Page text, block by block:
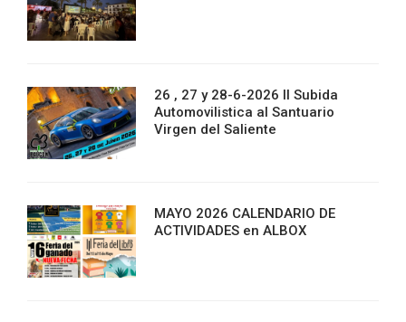
26 , 27 y 28-6-2026 II Subida
Automovilistica al Santuario
Virgen del Saliente
MAYO 2026 CALENDARIO DE
ACTIVIDADES en ALBOX